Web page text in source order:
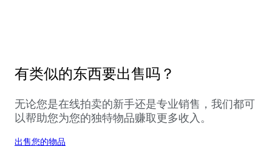
有类似的东西要出售吗？
无论您是在线拍卖的新手还是专业销售，我们都可
以帮助您为您的独特物品赚取更多收入。
出售您的物品